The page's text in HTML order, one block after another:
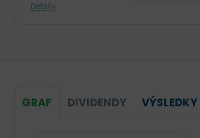
Detaily
GRAF DIVIDENDY VÝSLEDKY